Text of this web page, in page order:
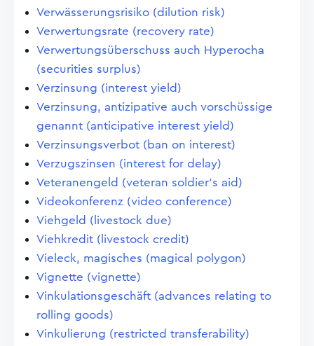
Verwässerungsrisiko (dilution risk)
Verwertungsrate (recovery rate)
Verwertungsüberschuss auch Hyperocha
(securities surplus)
Verzinsung (interest yield)
Verzinsung, antizipative auch vorschüssige
genannt (anticipative interest yield)
Verzinsungsverbot (ban on interest)
Verzugszinsen (interest for delay)
Veteranengeld (veteran soldier's aid)
Videokonferenz (video conference)
Viehgeld (livestock due)
Viehkredit (livestock credit)
Vieleck, magisches (magical polygon)
Vignette (vignette)
Vinkulationsgeschäft (advances relating to
rolling goods)
Vinkulierung (restricted transferability)